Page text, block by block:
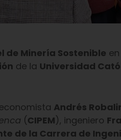
de Minería Sostenible
de la Universidad
Andrés
(CIPEM), ingeniero
de la Carrera de